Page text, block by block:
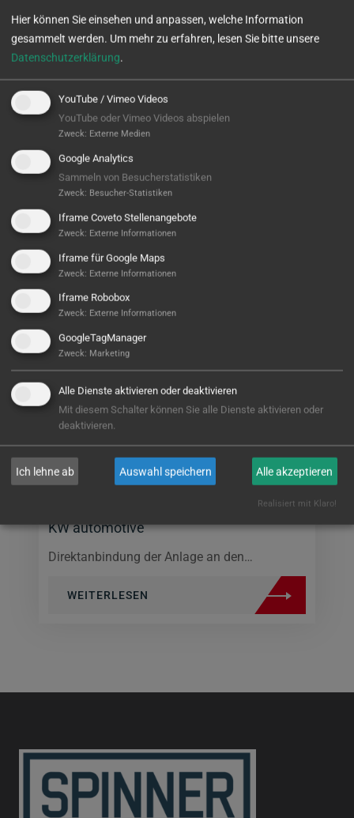
CNC Center Northeim GmbH
KW automotive
Direktanbindung der Anlage an den…
WEITERLESEN
Hier können Sie einsehen und anpassen, welche Information
gesammelt werden. Um mehr zu erfahren, lesen Sie bitte unsere
Datenschutzerklärung.
YouTube / Vimeo Videos
YouTube oder Vimeo Videos abspielen
Zweck: Externe Medien
Google Analytics
Sammeln von Besucherstatistiken
Zweck: Besucher-Statistiken
Iframe Coveto Stellenangebote
Zweck: Externe Informationen
Iframe für Google Maps
Zweck: Externe Informationen
Iframe Robobox
Zweck: Externe Informationen
GoogleTagManager
Zweck: Marketing
Alle Dienste aktivieren oder deaktivieren
Mit diesem Schalter können Sie alle Dienste aktivieren oder
deaktivieren.
Ich lehne ab Auswahl speichern Alle akzeptieren
Realisiert mit Klaro!